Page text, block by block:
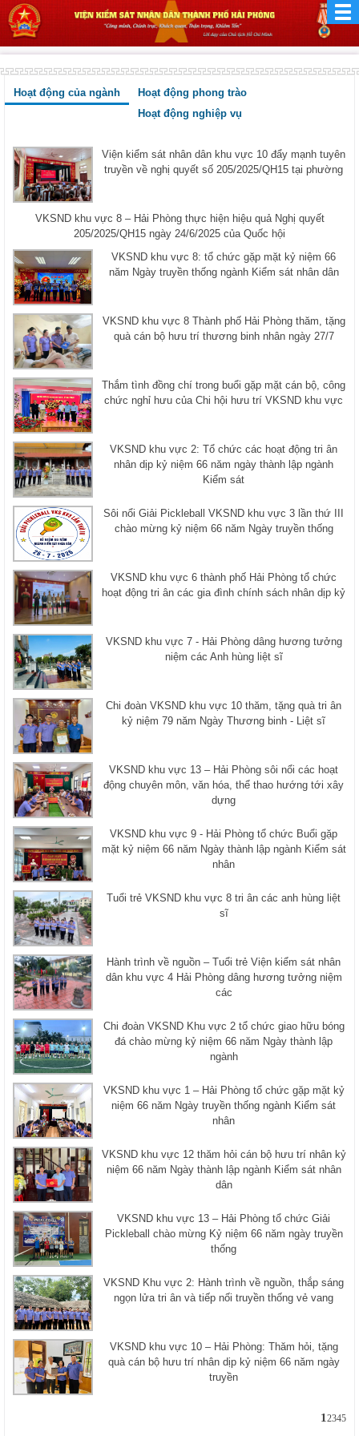
Hoạt động của ngành
Hoạt động phong trào
Hoạt động nghiệp vụ
Viện kiểm sát nhân dân khu vực 10 đẩy mạnh tuyên
truyền về nghị quyết số 205/2025/QH15 tại phường
VKSND khu vực 8 – Hải Phòng thực hiện hiệu quả Nghị quyết
205/2025/QH15 ngày 24/6/2025 của Quốc hội
VKSND khu vực 8: tổ chức gặp mặt kỷ niệm 66
năm Ngày truyền thống ngành Kiểm sát nhân dân
VKSND khu vực 8 Thành phố Hải Phòng thăm, tặng
quà cán bộ hưu trí thương binh nhân ngày 27/7
Thắm tình đồng chí trong buổi gặp mặt cán bộ, công
chức nghỉ hưu của Chi hội hưu trí VKSND khu vực
VKSND khu vực 2: Tổ chức các hoạt động tri ân
nhân dịp kỷ niệm 66 năm ngày thành lập ngành
Kiểm sát
Sôi nổi Giải Pickleball VKSND khu vực 3 lần thứ III
chào mừng kỷ niệm 66 năm Ngày truyền thống
VKSND khu vực 6 thành phố Hải Phòng tổ chức
hoạt động tri ân các gia đình chính sách nhân dịp kỷ
VKSND khu vực 7 - Hải Phòng dâng hương tưởng
niệm các Anh hùng liệt sĩ
Chi đoàn VKSND khu vực 10 thăm, tặng quà tri ân
kỷ niệm 79 năm Ngày Thương binh - Liệt sĩ
VKSND khu vực 13 – Hải Phòng sôi nổi các hoạt
động chuyên môn, văn hóa, thể thao hướng tới xây
dựng
VKSND khu vực 9 - Hải Phòng tổ chức Buổi gặp
mặt kỷ niệm 66 năm Ngày thành lập ngành Kiểm sát
nhân
Tuổi trẻ VKSND khu vực 8 tri ân các anh hùng liệt
sĩ
Hành trình về nguồn – Tuổi trẻ Viện kiểm sát nhân
dân khu vực 4 Hải Phòng dâng hương tưởng niệm
các
Chi đoàn VKSND Khu vực 2 tổ chức giao hữu bóng
đá chào mừng kỷ niệm 66 năm Ngày thành lập
ngành
VKSND khu vực 1 – Hải Phòng tổ chức gặp mặt kỷ
niệm 66 năm Ngày truyền thống ngành Kiểm sát
nhân
VKSND khu vực 12 thăm hỏi cán bộ hưu trí nhân kỷ
niệm 66 năm Ngày thành lập ngành Kiểm sát nhân
dân
VKSND khu vực 13 – Hải Phòng tổ chức Giải
Pickleball chào mừng Kỷ niệm 66 năm ngày truyền
thống
VKSND Khu vực 2: Hành trình về nguồn, thắp sáng
ngọn lửa tri ân và tiếp nối truyền thống vẻ vang
VKSND khu vực 10 – Hải Phòng: Thăm hỏi, tặng
quà cán bộ hưu trí nhân dịp kỷ niệm 66 năm ngày
truyền
1 2345